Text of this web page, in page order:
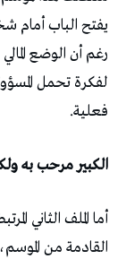
يفتح الباب أمام
رغم أن الوضع
لفكرة تحمل
فعلية.
الكبير مرحب به
أما الملف الثاني
القادمة من